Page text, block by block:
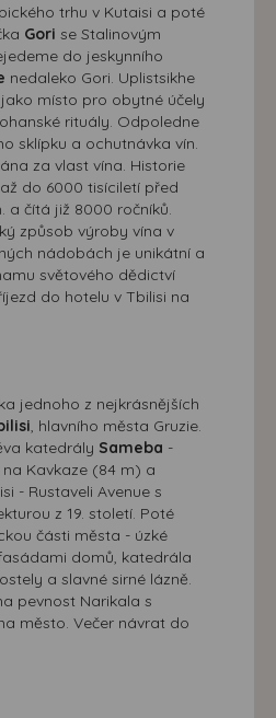
trhu v Kutaisi a poté
Gori se Stalinovým
do jeskynního
nedaleko Gori. Uplistsikhe
místo pro obytné účely
rituály. Odpoledne
sklípku a ochutnávka vín.
za vlast vína. Historie
do 6000 tisíciletí před
a čítá již 8000 ročníků.
způsob výroby vína v
nádobách je unikátní a
světového dědictví
do hotelu v Tbilisi na
jednoho z nejkrásnějších
, hlavního města Gruzie.
katedrály Sameba -
Kavkaze (84 m) a
- Rustaveli Avenue s
z 19. století. Poté
části města - úzké
domů, katedrála
a slavné sirné lázně.
pevnost Narikala s
město. Večer návrat do